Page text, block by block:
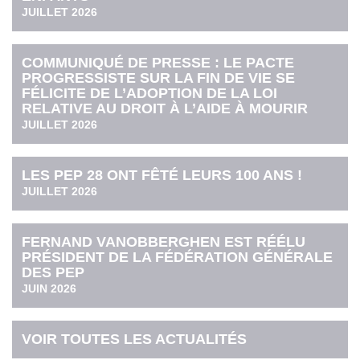
JUILLET 2026
COMMUNIQUÉ DE PRESSE : LE PACTE
PROGRESSISTE SUR LA FIN DE VIE SE
FÉLICITE DE L’ADOPTION DE LA LOI
RELATIVE AU DROIT À L’AIDE À MOURIR
JUILLET 2026
LES PEP 28 ONT FÊTÉ LEURS 100 ANS !
JUILLET 2026
FERNAND VANOBBERGHEN EST RÉÉLU
PRÉSIDENT DE LA FÉDÉRATION GÉNÉRALE
DES PEP
JUIN 2026
VOIR TOUTES LES ACTUALITÉS